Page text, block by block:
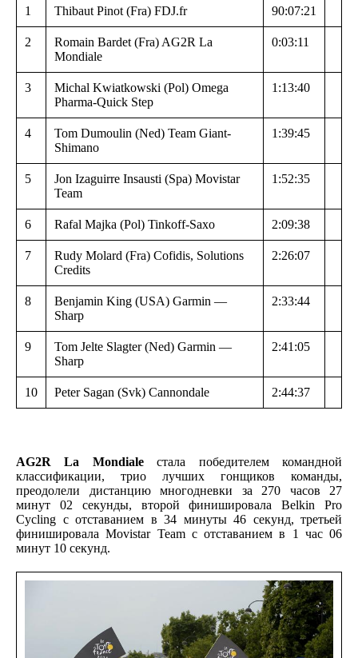
1 Thibaut Pinot (Fra) FDJ.fr 90:07:21
2
Romain Bardet (Fra) AG2R La
Mondiale
0:03:11
3
Michal Kwiatkowski (Pol) Omega
Pharma-Quick Step
1:13:40
4
Tom Dumoulin (Ned) Team Giant-
Shimano
1:39:45
5
Jon Izaguirre Insausti (Spa) Movistar
Team
1:52:35
6 Rafal Majka (Pol) Tinkoff-Saxo 2:09:38
7
Rudy Molard (Fra) Cofidis, Solutions
Credits
2:26:07
8
Benjamin King (USA) Garmin —
Sharp
2:33:44
9
Tom Jelte Slagter (Ned) Garmin —
Sharp
2:41:05
10 Peter Sagan (Svk) Cannondale 2:44:37
AG2R La Mondialeстала победителем командной
классификации, трио лучших гонщиков команды,
преодолели дистанцию многодневки за 270 часов 27
минут 02 секунды, второй финишировала Belkin Pro
Cycling с отставанием в 34 минуты 46 секунд, третьей
финишировала Movistar Team с отставанием в 1 час 06
минут 10 секунд.